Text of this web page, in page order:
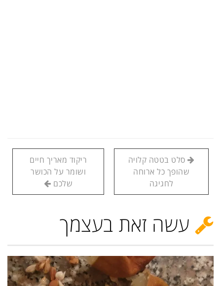
סלט בטטה קלויה
שהופך כל ארוחה
לחגיגה
ריקוד מאריך חיים
ושומר על הכושר
שלכם
עשה זאת בעצמך